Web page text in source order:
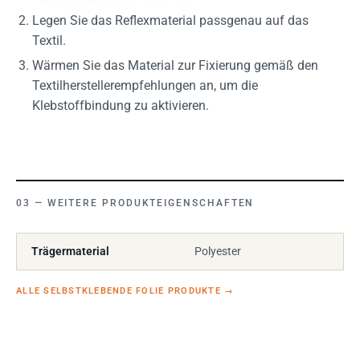
Legen Sie das Reflexmaterial passgenau auf das
Textil.
Wärmen Sie das Material zur Fixierung gemäß den
Textilherstellerempfehlungen an, um die
Klebstoffbindung zu aktivieren.
WEITERE PRODUKTEIGENSCHAFTEN
Trägermaterial Polyester
ALLE SELBSTKLEBENDE FOLIE PRODUKTE →